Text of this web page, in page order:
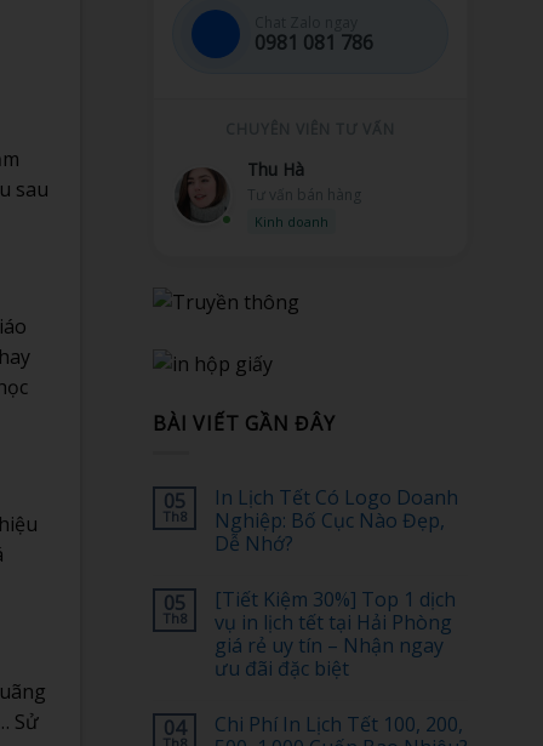
sau
Sử
0981 081 786
Minh Tuấn
Hỗ trợ kỹ thuật
Kỹ thuật
BÀI VIẾT GẦN ĐÂY
05
Th8
In Lịch Tết Có Logo Doanh
Nghiệp: Bố Cục Nào Đẹp,
Dễ Nhớ?
bình
luận
ở
In
Lịch
Tết
Doanh
Nghiệp:
05
Th8
[Tiết Kiệm 30%] Top 1 dịch
vụ in lịch tết tại Hải Phòng
giá rẻ uy tín – Nhận ngay
ưu đãi đặc biệt
bình
luận
04
Chi Phí In Lịch Tết 100, 200,